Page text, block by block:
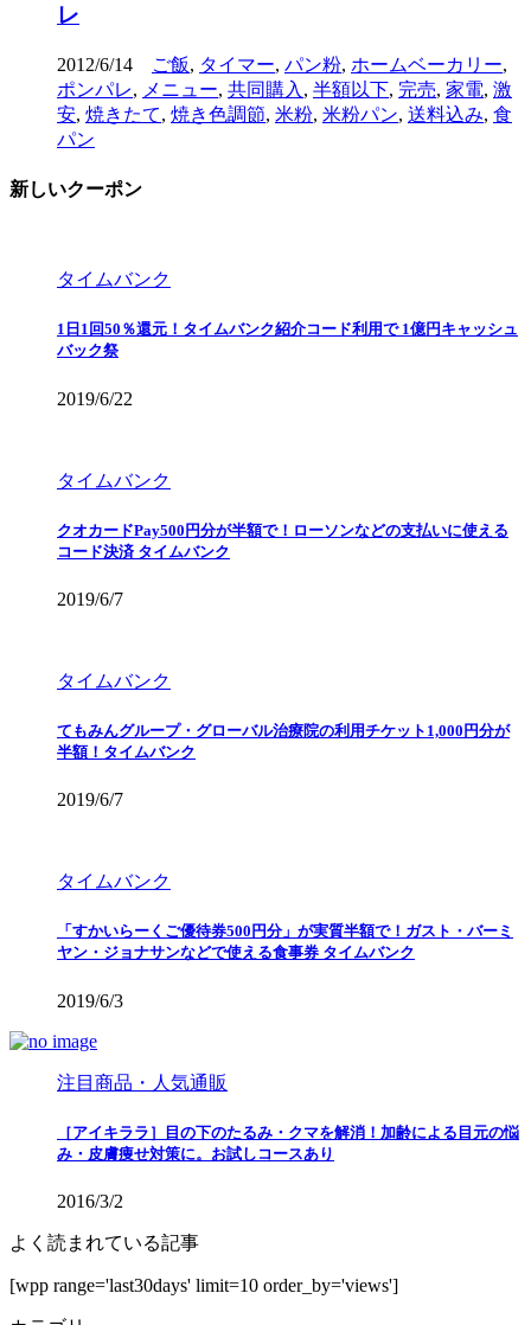
レ
2012/6/14 ご飯, タイマー, パン粉, ホームベーカリー,
ポンパレ, メニュー, 共同購入 , 半額以下, 完売, 家電, 激
安, 焼きたて, 焼き色調節, 米粉, 米粉パン, 送料込み, 食
パン
新しいクーポン
タイムバンク
1日1回50％還元！タイムバンク紹介コード利用で 1億円キャッシュ
バック祭
2019/6/22
タイムバンク
クオカードPay500円分が半額で！ローソンなどの支払いに使える
コード決済 タイムバンク
2019/6/7
タイムバンク
てもみんグループ・グローバル治療院の利用チケット1,000円分が
半額！タイムバンク
2019/6/7
タイムバンク
「すかいらーくご優待券500円分」が実質半額で！ガスト・バーミ
ヤン・ジョナサンなどで使える食事券 タイムバンク
2019/6/3
注目商品・人気通販
［アイキララ］目の下のたるみ・クマを解消！加齢による目元の悩
み・皮膚痩せ対策に。お試しコースあり
2016/3/2
よく読まれている記事
[wpp range='last30days' limit=10 order_by='views']